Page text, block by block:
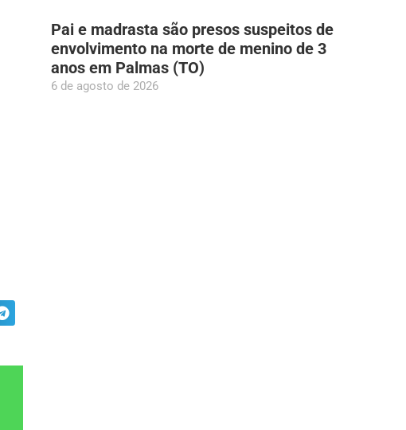
Pai e madrasta são presos suspeitos de
envolvimento na morte de menino de 3
anos em Palmas (TO)
6 de agosto de 2026